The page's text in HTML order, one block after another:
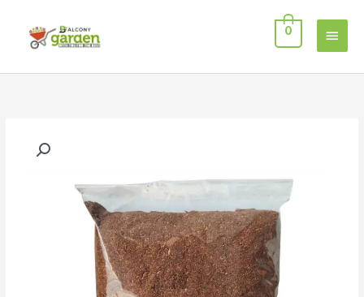
المحتوى
القائمة
الرئيسية
0